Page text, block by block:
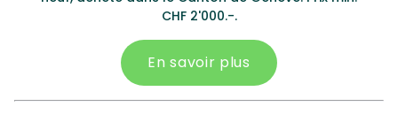
CHF 2'000.-.
En savoir plus